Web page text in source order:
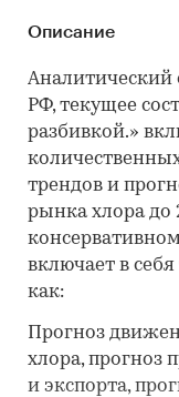
Описание
Аналитический
РФ, текущее
разбивкой.»
трендов и
рынка хлора до
включает в
как:
Прогноз
хлора, прогноз
и экспорта,